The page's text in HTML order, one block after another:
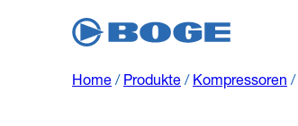
Home / Produkte / Kompressoren /